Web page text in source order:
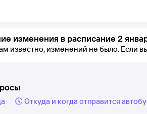
изменения в расписание 2
известно, изменений не было. Если
🕔 Откуда и когда отправится